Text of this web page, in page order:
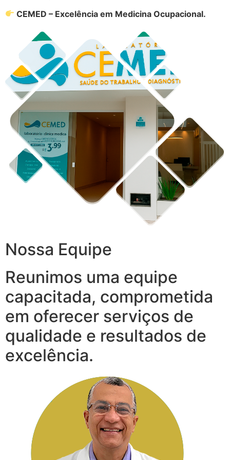
CEMED – Excelência em Medicina Ocupacional.
Nossa Equipe
Reunimos uma equipe
capacitada, comprometida
em oferecer serviços de
qualidade e resultados de
excelência.